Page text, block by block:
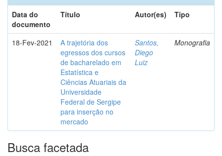
Data do
documento
Título Autor(es) Tipo
18-Fev-2021
A trajetória dos
egressos dos cursos
de bacharelado em
Estatística e
Ciências Atuariais da
Universidade
Federal de Sergipe
para inserção no
mercado
Santos,
Diego
Luiz
Monografia
Busca facetada